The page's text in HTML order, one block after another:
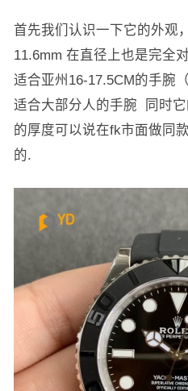
首先我们认识一下它的外观
11.6mm 在直径上也是完全
适合亚州16-17.5CM的手腕
适合大部分人的手腕 同时
的厚度可以说在fk市面做同
的.